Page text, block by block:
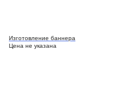
Изготовление баннера
Цена не указана